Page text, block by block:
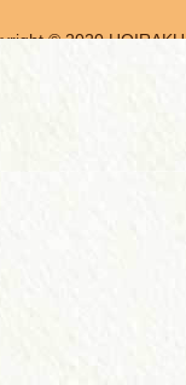
© 2020 HOIRAKU